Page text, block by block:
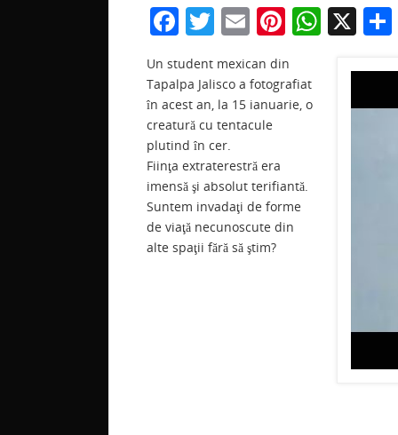
F
a
c
e
b
o
o
k
T
itt
er
E
m
ai
l
Pi
er
e
W X
Un student mexican din
Tapalpa Jalisco a fotografiat
în acest an, la 15 ianuarie, o
creatură cu tentacule
plutind în cer.
Fiinţa extraterestră era
imensă şi absolut terifiantă.
Suntem invadaţi de forme
de viaţă necunoscute din
alte spaţii fără să ştim?